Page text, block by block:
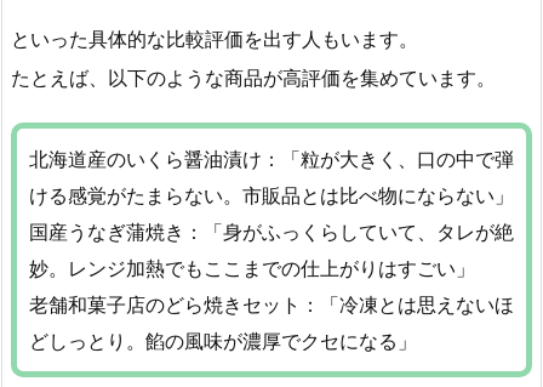
といった具体的な比較評価を出す人もいます。
たとえば、以下のような商品が高評価を集めています。
北海道産のいくら醤油漬け：「粒が大きく、口の中で弾
ける感覚がたまらない。市販品とは比べ物にならない」
国産うなぎ蒲焼き：「身がふっくらしていて、タレが絶
妙。レンジ加熱でもここまでの仕上がりはすごい」
老舗和菓子店のどら焼きセット：「冷凍とは思えないほ
どしっとり。餡の風味が濃厚でクセになる」